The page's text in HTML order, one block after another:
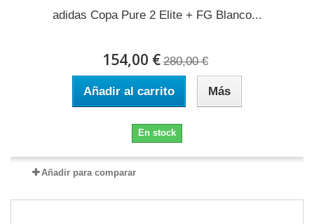
adidas Copa Pure 2 Elite + FG Blanco...
154,00 € 280,00 €
Añadir al carrito Más
En stock
Añadir para comparar